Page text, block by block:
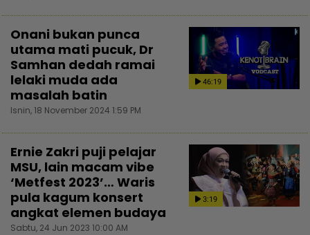
46:19
Onani bukan punca
utama mati pucuk, Dr
Samhan dedah ramai
lelaki muda ada
masalah batin
Isnin, 18 November 2024 1:59 PM
3:19
Ernie Zakri puji pelajar
MSU, lain macam vibe
‘Metfest 2023’… Waris
pula kagum konsert
angkat elemen budaya
Sabtu, 24 Jun 2023 10:00 AM